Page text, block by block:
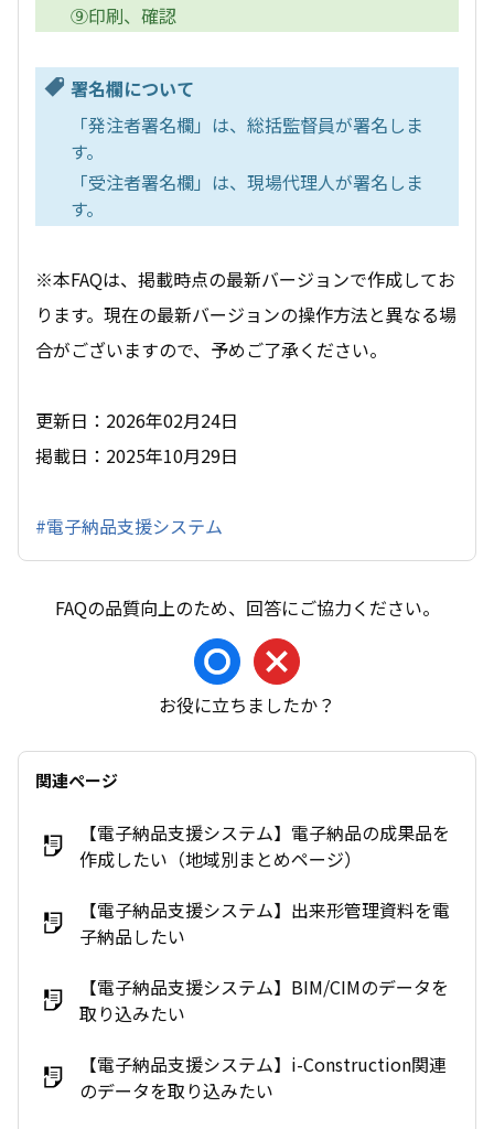
⑨印刷、確認
署名欄について
「発注者署名欄」は、総括監督員が署名しま
す。
「受注者署名欄」は、現場代理人が署名しま
す。
※本FAQは、掲載時点の最新バージョンで作成してお
ります。現在の最新バージョンの操作方法と異なる場
合がございますので、予めご了承ください。
更新日：2026年02月24日
掲載日：2025年10月29日
#電子納品支援システム
お役に立ちましたか？
関連ページ
【電子納品支援システム】電子納品の成果品を
作成したい（地域別まとめページ）
【電子納品支援システム】出来形管理資料を電
子納品したい
【電子納品支援システム】BIM/CIMのデータを
取り込みたい
【電子納品支援システム】i-Construction関連
のデータを取り込みたい